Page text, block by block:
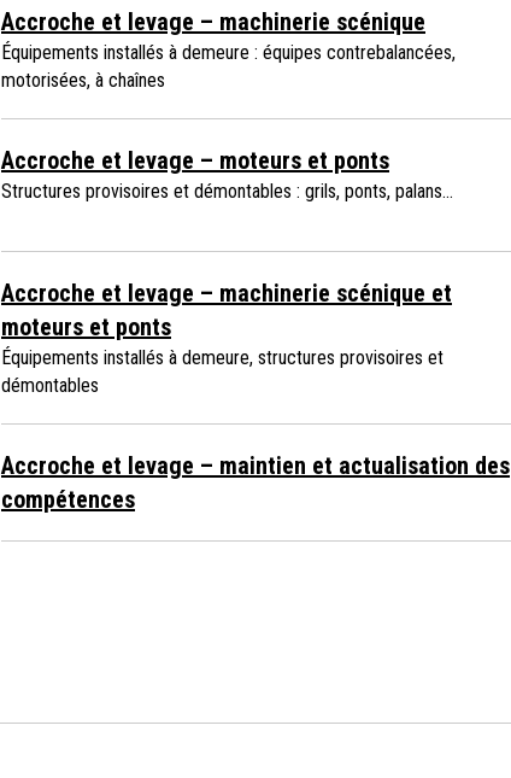
Accroche et levage – machinerie scénique
Équipements installés à demeure : équipes contrebalancées,
motorisées, à chaînes
Accroche et levage – moteurs et ponts
Structures provisoires et démontables : grils, ponts, palans...
Accroche et levage – machinerie scénique et
moteurs et ponts
Équipements installés à demeure, structures provisoires et
démontables
Accroche et levage – maintien et actualisation des
compétences